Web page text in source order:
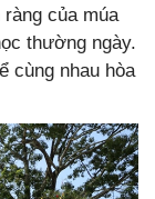
của múa
thường ngày.
cùng nhau hòa